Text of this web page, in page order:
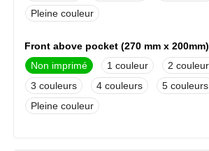
Peekay
Retulp
Senator
Pleine couleur
Front above pocket (270 mm x 200mm)
Non imprimé
1
2
3
4 5
Pleine couleur